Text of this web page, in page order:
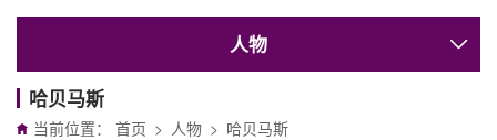
人物
哈贝马斯
当前位置： 首页 > 人物 > 哈贝马斯